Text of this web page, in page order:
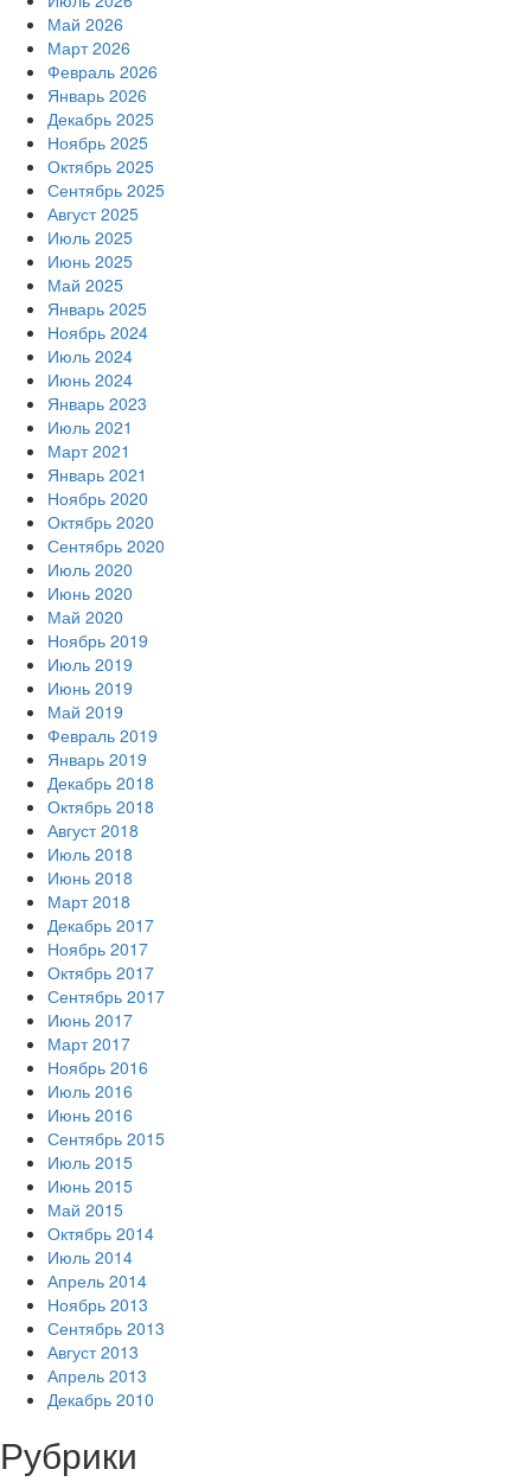
Май 2026
Март 2026
Февраль 2026
Январь 2026
Декабрь 2025
Ноябрь 2025
Октябрь 2025
Сентябрь 2025
Август 2025
Июль 2025
Июнь 2025
Май 2025
Январь 2025
Ноябрь 2024
Июль 2024
Июнь 2024
Январь 2023
Июль 2021
Март 2021
Январь 2021
Ноябрь 2020
Октябрь 2020
Сентябрь 2020
Июль 2020
Июнь 2020
Май 2020
Ноябрь 2019
Июль 2019
Июнь 2019
Май 2019
Февраль 2019
Январь 2019
Декабрь 2018
Октябрь 2018
Август 2018
Июль 2018
Июнь 2018
Март 2018
Декабрь 2017
Ноябрь 2017
Октябрь 2017
Сентябрь 2017
Июнь 2017
Март 2017
Ноябрь 2016
Июль 2016
Июнь 2016
Сентябрь 2015
Июль 2015
Июнь 2015
Май 2015
Октябрь 2014
Июль 2014
Апрель 2014
Ноябрь 2013
Сентябрь 2013
Август 2013
Апрель 2013
Декабрь 2010
Рубрики